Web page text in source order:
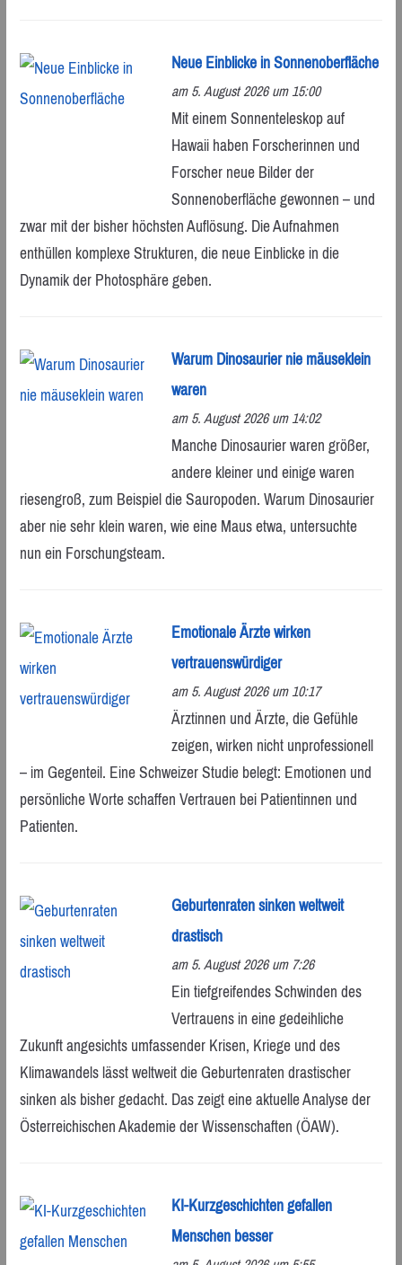
Neue Einblicke in Sonnenoberfläche
am 5. August 2026 um 15:00
Mit einem Sonnenteleskop auf
Hawaii haben Forscherinnen und
Forscher neue Bilder der
Sonnenoberfläche gewonnen – und
zwar mit der bisher höchsten Auflösung. Die Aufnahmen
enthüllen komplexe Strukturen, die neue Einblicke in die
Dynamik der Photosphäre geben.
Warum Dinosaurier nie mäuseklein
waren
am 5. August 2026 um 14:02
Manche Dinosaurier waren größer,
andere kleiner und einige waren
riesengroß, zum Beispiel die Sauropoden. Warum Dinosaurier
aber nie sehr klein waren, wie eine Maus etwa, untersuchte
nun ein Forschungsteam.
Emotionale Ärzte wirken
vertrauenswürdiger
am 5. August 2026 um 10:17
Ärztinnen und Ärzte, die Gefühle
zeigen, wirken nicht unprofessionell
– im Gegenteil. Eine Schweizer Studie belegt: Emotionen und
persönliche Worte schaffen Vertrauen bei Patientinnen und
Patienten.
Geburtenraten sinken weltweit
drastisch
am 5. August 2026 um 7:26
Ein tiefgreifendes Schwinden des
Vertrauens in eine gedeihliche
Zukunft angesichts umfassender Krisen, Kriege und des
Klimawandels lässt weltweit die Geburtenraten drastischer
sinken als bisher gedacht. Das zeigt eine aktuelle Analyse der
Österreichischen Akademie der Wissenschaften (ÖAW).
KI-Kurzgeschichten gefallen
Menschen besser